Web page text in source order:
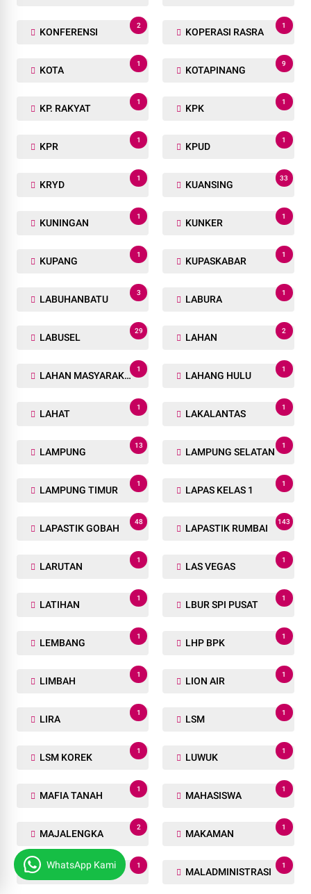
KONFERENSI
2
KOPERASI RASRA
1
KOTA
1
KOTAPINANG
9
KP. RAKYAT
1
KPK
1
KPR
1
KPUD
1
KRYD
1
KUANSING
33
KUNINGAN
1
KUNKER
1
KUPANG
1
KUPASKABAR
1
LABUHANBATU
3
LABURA
1
LABUSEL
29
LAHAN
2
LAHAN MASYARAKAT
1
LAHANG HULU
1
LAHAT
1
LAKALANTAS
1
LAMPUNG
13
LAMPUNG SELATAN
1
LAMPUNG TIMUR
1
LAPAS KELAS 1
1
LAPASTIK GOBAH
48
LAPASTIK RUMBAI
143
LARUTAN
1
LAS VEGAS
1
LATIHAN
1
LBUR SPI PUSAT
1
LEMBANG
1
LHP BPK
1
LIMBAH
1
LION AIR
1
LIRA
1
LSM
1
LSM KOREK
1
LUWUK
1
MAFIA TANAH
1
MAHASISWA
1
MAJALENGKA
2
MAKAMAN
1
MAKELAR
1
MALADMINISTRASI
1
WhatsApp Kami